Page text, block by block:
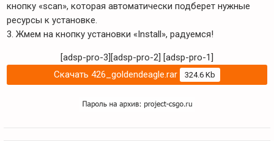
кнопку «scan», которая автоматически подберет нужные
ресурсы к установке.
3. Жмем на кнопку установки «Install», радуемся!
[adsp-pro-3][adsp-pro-2] [adsp-pro-1]
Скачать 426_goldendeagle.rar
324.6 Kb